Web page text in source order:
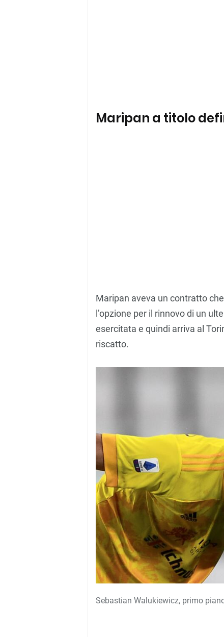
Maripan a titolo
Maripan aveva un contratto
l’opzione per il rinnovo di un
esercitata e quindi arriva al
riscatto.
Sebastian Walukiewicz, primo